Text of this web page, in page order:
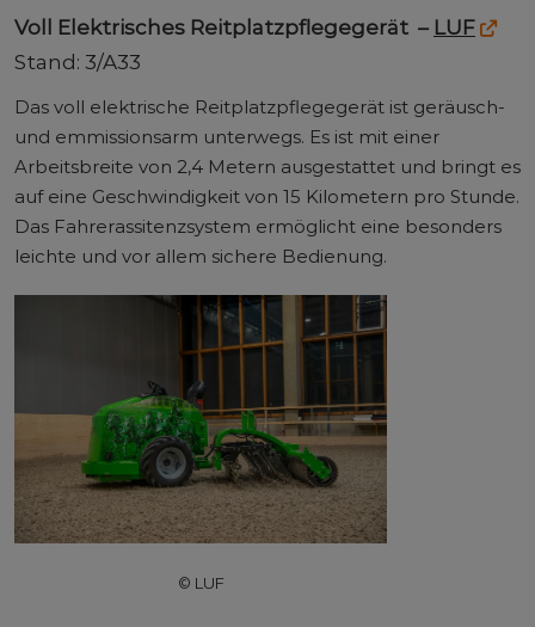
Voll Elektrisches Reitplatzpflegegerät – LUF
Stand: 3/A33
Das voll elektrische Reitplatzpflegegerät ist geräusch-
und emmissionsarm unterwegs. Es ist mit einer
Arbeitsbreite von 2,4 Metern ausgestattet und bringt es
auf eine Geschwindigkeit von 15 Kilometern pro Stunde.
Das Fahrerassitenzsystem ermöglicht eine besonders
leichte und vor allem sichere Bedienung.
© LUF